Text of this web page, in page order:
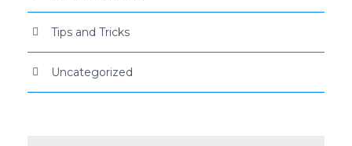
Tips and Tricks
Uncategorized